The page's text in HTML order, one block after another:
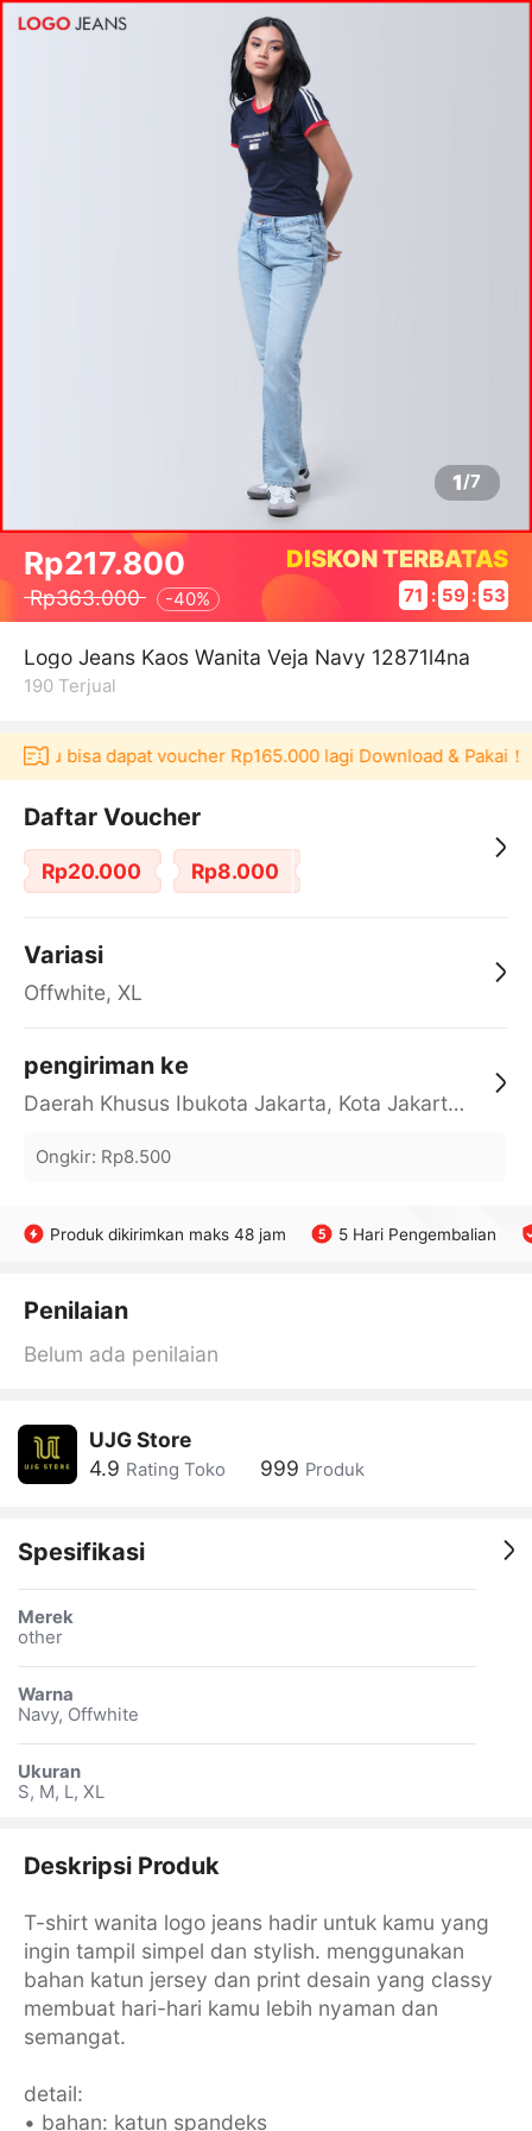
1/7
Rp217.800
Rp363.000 -40%
DISKON TERBATAS
71 : 59 : 53
Logo Jeans Kaos Wanita Veja Navy 12871l4na
190 Terjual
bisa dapat voucher Rp165.000 lagi Download & Pakai！
Daftar Voucher
Rp20.000 Rp8.000
Variasi
Offwhite, XL
pengiriman ke
Daerah Khusus Ibukota Jakarta, Kota Jakarta Barat, Cengkareng, yy
Ongkir: Rp8.500
Produk dikirimkan maks 48 jam 5 Hari Pengembalian
Penilaian
Belum ada penilaian
UJG Store
4.9 Rating Toko 999 Produk
Spesifikasi
Merek
other
Warna
Navy, Offwhite
Ukuran
S, M, L, XL
Deskripsi Produk
T-shirt wanita logo jeans hadir untuk kamu yang
ingin tampil simpel dan stylish. menggunakan
bahan katun jersey dan print desain yang classy
membuat hari-hari kamu lebih nyaman dan
semangat.
detail:
• bahan: katun spandeks